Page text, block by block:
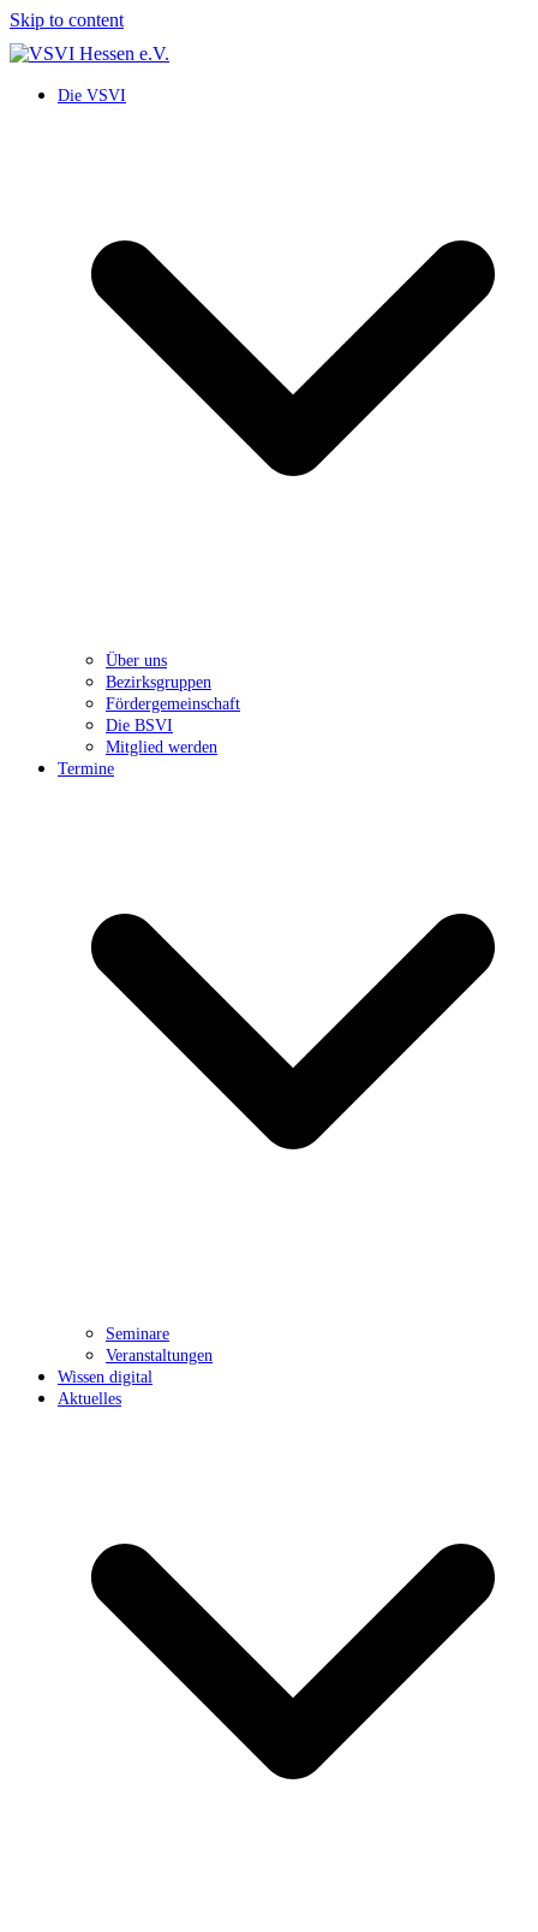
Skip to content
Die VSVI
Über uns
Bezirksgruppen
Fördergemeinschaft
Die BSVI
Mitglied werden
Termine
Seminare
Veranstaltungen
Wissen digital
Aktuelles